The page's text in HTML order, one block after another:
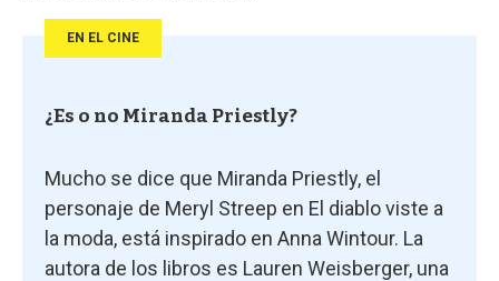
EN EL CINE
¿Es o no Miranda Priestly?
Mucho se dice que Miranda Priestly, el
personaje de Meryl Streep en El diablo viste a
la moda, está inspirado en Anna Wintour. La
autora de los libros es Lauren Weisberger, una